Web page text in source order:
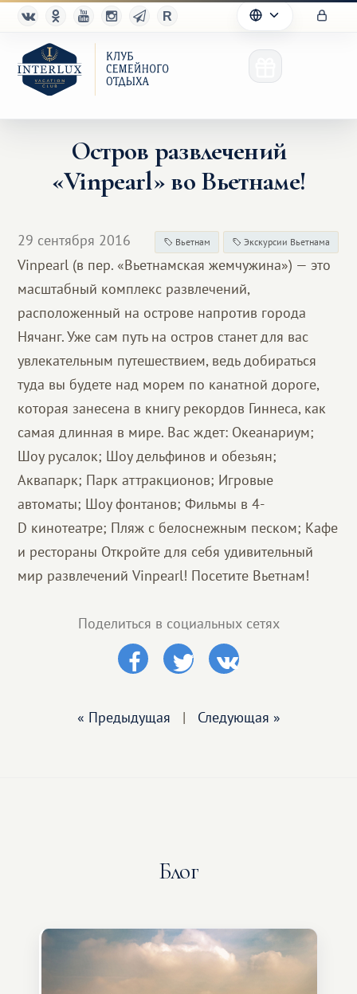
Клуб
Партнерам
Благотворительность
Остров развлечений
«Vinpearl» во Вьетнаме!
29 сентября 2016 Вьетнам Экскурсии Вьетнама
Vinpearl (в пер. «Вьетнамская жемчужина») — это
масштабный комплекс развлечений,
расположенный на острове напротив города
Нячанг. Уже сам путь на остров станет для вас
увлекательным путешествием, ведь добираться
туда вы будете над морем по канатной дороге,
которая занесена в книгу рекордов Гиннеса, как
самая длинная в мире. Вас ждет: Океанариум;
Шоу русалок; Шоу дельфинов и обезьян;
Аквапарк; Парк аттракционов; Игровые
автоматы; Шоу фонтанов; Фильмы в 4-
D кинотеатре; Пляж с белоснежным песком; Кафе
и рестораны Откройте для себя удивительный
мир развлечений Vinpearl! Посетите Вьетнам!
Поделиться в социальных сетях
« Предыдущая | Следующая »
Блог